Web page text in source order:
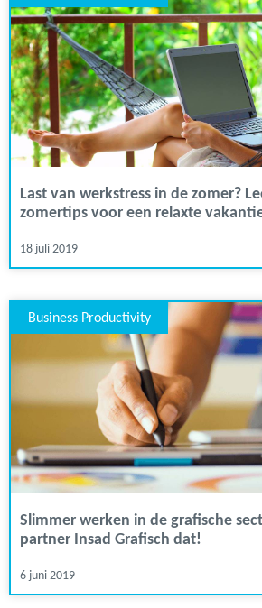
Last van werkstress in de zomer?
zomertips voor een relaxte
18 juli 2019
Business Productivity
Slimmer werken in de grafische
partner Insad Grafisch dat!
6 juni 2019